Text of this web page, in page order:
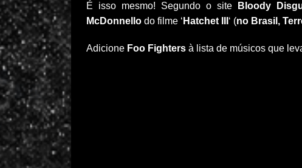
É isso mesmo! Segundo o site Bloody
McDonnello do filme ‘ Hatchet III ‘ (no Brasil,
Adicione Foo Fighters à lista de músicos que